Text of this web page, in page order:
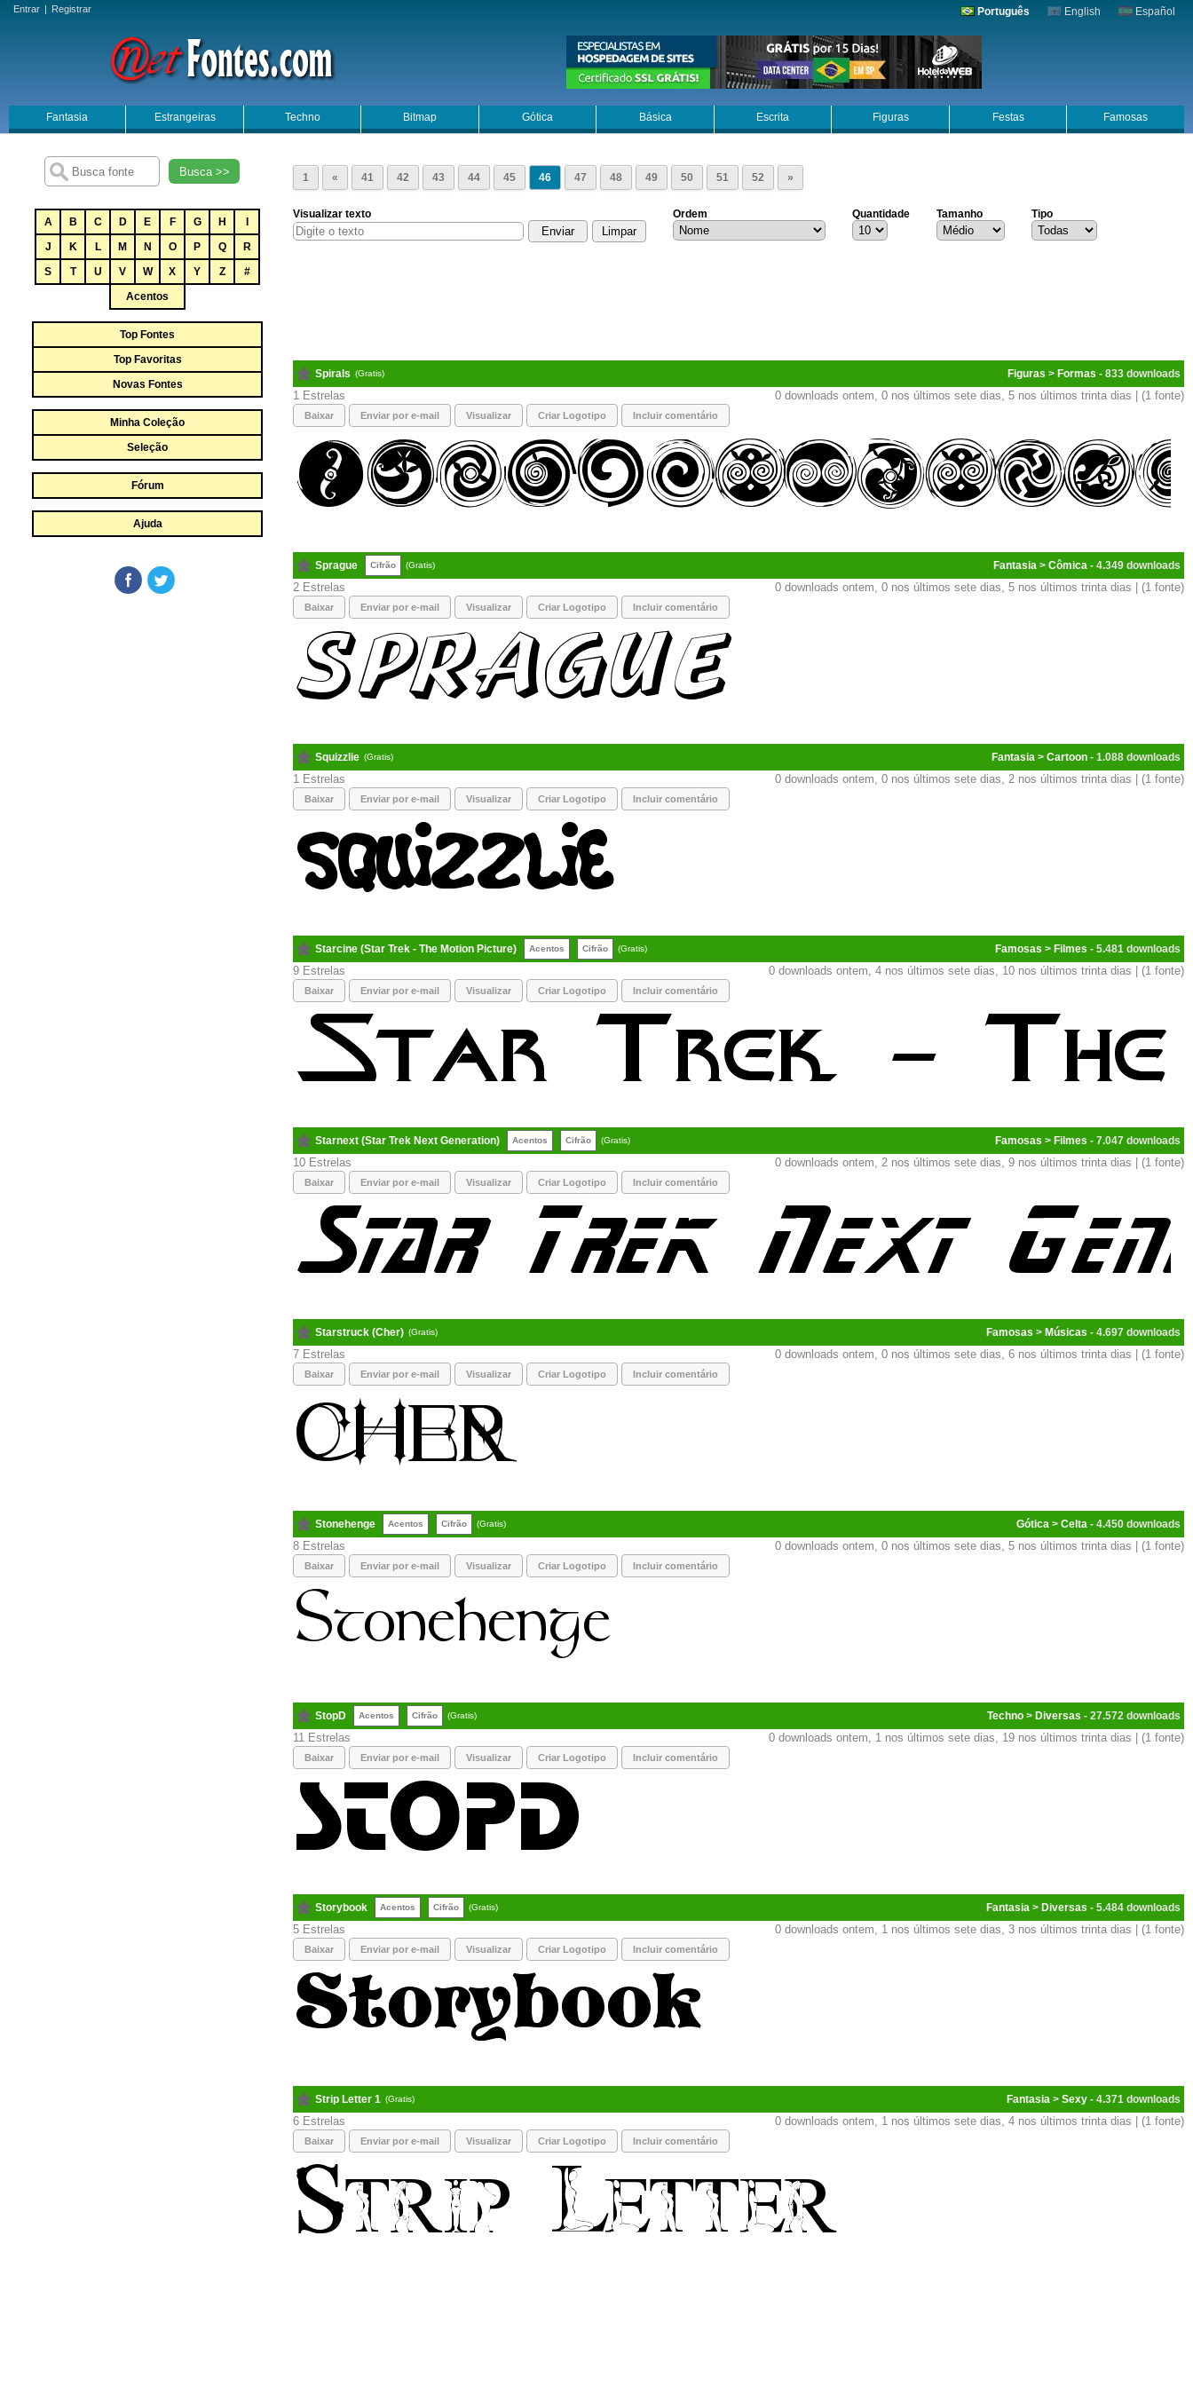
Entrar | Registrar Português English Español
Fantasia Estrangeiras Techno Bitmap Gótica Básica Escrita Figuras Festas Famosas
Busca >>
A B C D E F G H
J
K L M N O P Q
R
S
T U V W X Y Z
#
Acentos
Top Fontes
Top Favoritas
Novas Fontes
Minha Coleção
Seleção
Fórum
Ajuda
1 « 41 42 43 44 45 46 47 48 49 50 51 52 »
Visualizar texto Ordem Quantidade Tamanho Tipo
Spirals (Gratis) Figuras > Formas - 833
1 0 downloads ontem, 0 nos últimos sete dias, 5 nos últimos trinta dias | (1 fonte)
Baixar Enviar por e-mail Visualizar Criar Logotipo Incluir comentário
Sprague Cifrão (Gratis) Fantasia > Cômica - 4.349
2 0 downloads ontem, 0 nos últimos sete dias, 5 nos últimos trinta dias | (1 fonte)
Baixar Enviar por e-mail Visualizar Criar Logotipo Incluir comentário
Squizzlie (Gratis) Fantasia > Cartoon - 1.088
1 0 downloads ontem, 0 nos últimos sete dias, 2 nos últimos trinta dias | (1 fonte)
Baixar Enviar por e-mail Visualizar Criar Logotipo Incluir comentário
Starcine (Star Trek - The Motion Picture) Acentos Cifrão (Gratis) Famosas > Filmes - 5.481
9 0 downloads ontem, 4 nos últimos sete dias, 10 nos últimos trinta dias | (1 fonte)
Baixar Enviar por e-mail Visualizar Criar Logotipo Incluir comentário
Starnext (Star Trek Next Generation) Acentos Cifrão (Gratis) Famosas > Filmes - 7.047
10 0 downloads ontem, 2 nos últimos sete dias, 9 nos últimos trinta dias | (1 fonte)
Baixar Enviar por e-mail Visualizar Criar Logotipo Incluir comentário
Starstruck (Cher) (Gratis) Famosas > Músicas - 4.697
7 0 downloads ontem, 0 nos últimos sete dias, 6 nos últimos trinta dias | (1 fonte)
Baixar Enviar por e-mail Visualizar Criar Logotipo Incluir comentário
Stonehenge Acentos Cifrão (Gratis) Gótica > Celta - 4.450
8 0 downloads ontem, 0 nos últimos sete dias, 5 nos últimos trinta dias | (1 fonte)
Baixar Enviar por e-mail Visualizar Criar Logotipo Incluir comentário
StopD Acentos Cifrão (Gratis) Techno > Diversas - 27.572
11 0 downloads ontem, 1 nos últimos sete dias, 19 nos últimos trinta dias | (1 fonte)
Baixar Enviar por e-mail Visualizar Criar Logotipo Incluir comentário
Storybook Acentos Cifrão (Gratis) Fantasia > Diversas - 5.484
5 0 downloads ontem, 1 nos últimos sete dias, 3 nos últimos trinta dias | (1 fonte)
Baixar Enviar por e-mail Visualizar Criar Logotipo Incluir comentário
Strip Letter 1 (Gratis) Fantasia > Sexy - 4.371
6 0 downloads ontem, 1 nos últimos sete dias, 4 nos últimos trinta dias | (1 fonte)
Baixar Enviar por e-mail Visualizar Criar Logotipo Incluir comentário